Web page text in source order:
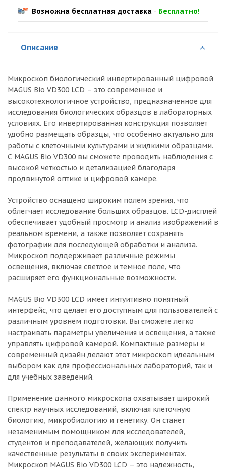
Возможна бесплатная доставка - Бесплатно!
Описание
Микроскоп биологический инвертированный цифровой
MAGUS Bio VD300 LCD – это современное и
высокотехнологичное устройство, предназначенное для
исследования биологических образцов в лабораторных
условиях. Его инвертированная конструкция позволяет
удобно размещать образцы, что особенно актуально для
работы с клеточными культурами и жидкими образцами.
С MAGUS Bio VD300 вы сможете проводить наблюдения с
высокой четкостью и детализацией благодаря
продвинутой оптике и цифровой камере.
Устройство оснащено широким полем зрения, что
облегчает исследование больших образцов. LCD-дисплей
обеспечивает удобный просмотр и анализ изображений в
реальном времени, а также позволяет сохранять
фотографии для последующей обработки и анализа.
Микроскоп поддерживает различные режимы
освещения, включая светлое и темное поле, что
расширяет его функциональные возможности.
MAGUS Bio VD300 LCD имеет интуитивно понятный
интерфейс, что делает его доступным для пользователей с
различным уровнем подготовки. Вы сможете легко
настраивать параметры увеличения и освещения, а также
управлять цифровой камерой. Компактные размеры и
современный дизайн делают этот микроскоп идеальным
выбором как для профессиональных лабораторий, так и
для учебных заведений.
Применение данного микроскопа охватывает широкий
спектр научных исследований, включая клеточную
биологию, микробиологию и генетику. Он станет
незаменимым помощником для исследователей,
студентов и преподавателей, желающих получить
качественные результаты в своих экспериментах.
Микроскоп MAGUS Bio VD300 LCD – это надежность,